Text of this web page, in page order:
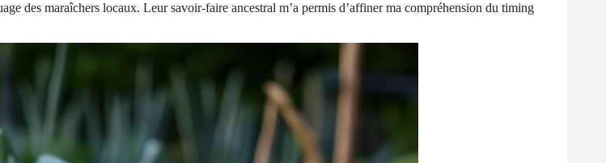
des maraîchers locaux. Leur savoir-faire ancestral m’a permis d’affiner ma compréhension du timing